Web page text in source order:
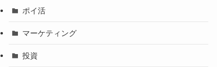
ポイ活
マーケティング
投資